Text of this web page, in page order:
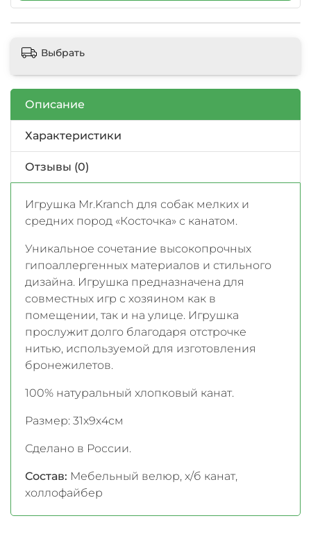
Выбрать
Описание
Характеристики
Отзывы (0)
Игрушка Mr.Kranch для собак мелких и
средних пород «Косточка» с канатом.
Уникальное сочетание высокопрочных
гипоаллергенных материалов и стильного
дизайна. Игрушка предназначена для
совместных игр с хозяином как в
помещении, так и на улице. Игрушка
прослужит долго благодаря отстрочке
нитью, используемой для изготовления
бронежилетов.
100% натуральный хлопковый канат.
Размер: 31х9х4см
Сделано в России.
Состав: Мебельный велюр, х/б канат,
холлофайбер